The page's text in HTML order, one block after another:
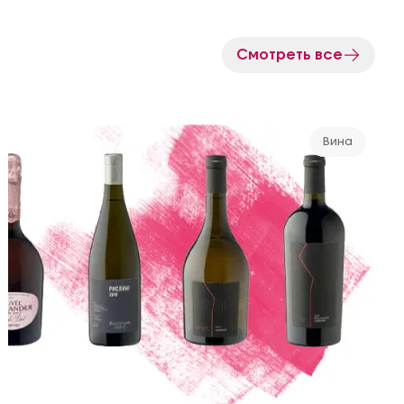
Смотреть все
Вина